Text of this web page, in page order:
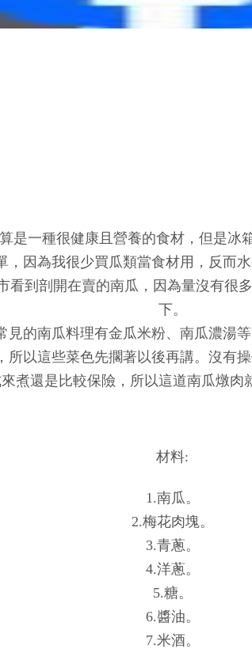
是一種很健康且營養的食材，但是冰
，因為我很少買瓜類當食材用，反而
看到剖開在賣的南瓜，因為量沒有很
下。
見的南瓜料理有金瓜米粉、南瓜濃湯
所以這些菜色先擱著以後再講。沒有
煮還是比較保險，所以這道南瓜燉肉
材料:
1.南瓜。
2.梅花肉塊。
3.青蔥。
4.洋蔥。
5.糖。
6.醬油。
7.米酒。